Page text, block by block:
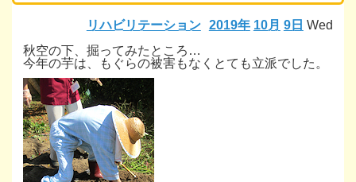
2019年 10月 9日 Wed
リハビリテーション
秋空の下、掘ってみたところ…
今年の芋は、もぐらの被害もなくとても立派でした。